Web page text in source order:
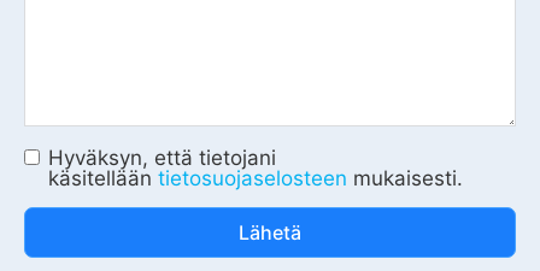
Hyväksyn, että tietojani
käsitellään tietosuojaselosteen mukaisesti.
Lähetä